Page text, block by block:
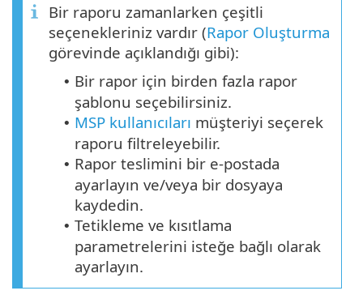
Bir raporu zamanlarken çeşitli
seçenekleriniz vardır (Rapor Oluşturma
görevinde açıklandığı gibi):
• Bir rapor için birden fazla rapor
şablonu seçebilirsiniz.
• MSP kullanıcıları müşteriyi seçerek
raporu filtreleyebilir.
• Rapor teslimini bir e-postada
ayarlayın ve/veya bir dosyaya
kaydedin.
• Tetikleme ve kısıtlama
parametrelerini isteğe bağlı olarak
ayarlayın.